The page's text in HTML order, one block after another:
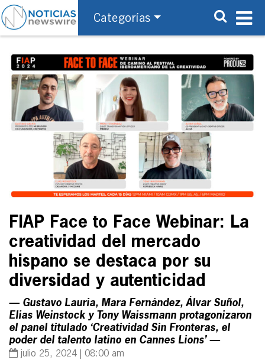
Categorías
FIAP Face to Face Webinar: La
creatividad del mercado
hispano se destaca por su
diversidad y autenticidad
— Gustavo Lauria, Mara Fernández, Álvar Suñol,
Elias Weinstock y Tony Waissmann protagonizaron
el panel titulado ‘Creatividad Sin Fronteras, el
poder del talento latino en Cannes Lions’ —
julio 25, 2024 | 08:00 am